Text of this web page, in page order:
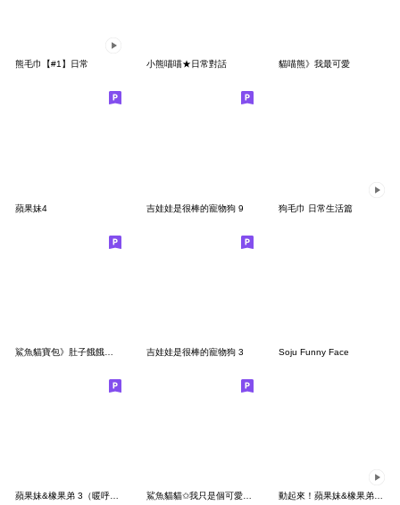
熊毛巾【#1】日常 小熊喵喵★日常對話 貓喵熊》我最可愛
蘋果妹4 吉娃娃是很棒的寵物狗 9 狗毛巾 日常生活篇
吉娃娃是很棒的寵物狗 3 Soju Funny Face
蘋果妹&橡果弟 3（暖呼呼編） 鯊魚貓貓✩我只是個可愛的寶包 動起來！蘋果妹&橡果弟 ２